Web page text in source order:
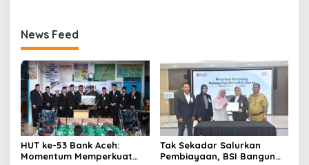
News Feed
HUT ke-53 Bank Aceh:
Momentum Memperkuat
Tak Sekadar Salurkan
Pembiayaan, BSI Bangun